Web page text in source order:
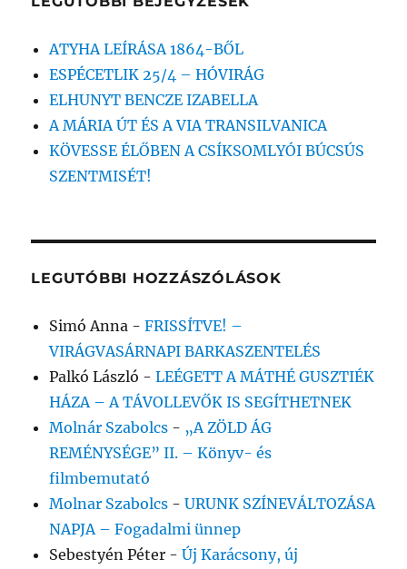
ATYHA LEÍRÁSA 1864-BŐL
ESPÉCETLIK 25/4 – HÓVIRÁG
ELHUNYT BENCZE IZABELLA
A MÁRIA ÚT ÉS A VIA TRANSILVANICA
KÖVESSE ÉLŐBEN A CSÍKSOMLYÓI BÚCSÚS
SZENTMISÉT!
LEGUTÓBBI HOZZÁSZÓLÁSOK
Simó Anna -FRISSÍTVE! –
VIRÁGVASÁRNAPI BARKASZENTELÉS
Palkó László -LEÉGETT A MÁTHÉ GUSZTIÉK
HÁZA – A TÁVOLLEVŐK IS SEGÍTHETNEK
Molnár Szabolcs - „A ZÖLD ÁG
REMÉNYSÉGE” II. – Könyv- és
filmbemutató
Molnar Szabolcs -URUNK SZÍNEVÁLTOZÁSA
NAPJA – Fogadalmi ünnep
Sebestyén Péter -Új Karácsony, új